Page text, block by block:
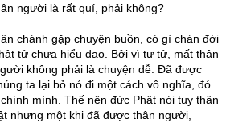
người là rất quí, phải không?
chánh gặp chuyện buồn, có gì chán đời
tử chưa hiểu đạo. Bởi vì tự tử, mất thân
không phải là chuyện dễ. Đã được
ta lại bỏ nó đi một cách vô nghĩa, đó
mình. Thế nên đức Phật nói tuy thân
nhưng một khi đã được thân người,